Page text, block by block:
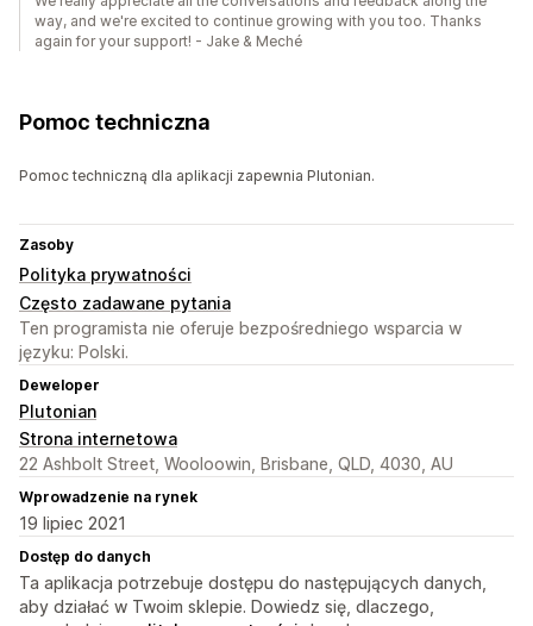
way, and we're excited to continue growing with you too. Thanks
again for your support! - Jake & Meché
Pomoc techniczna
Pomoc techniczną dla aplikacji zapewnia Plutonian.
Zasoby
Polityka prywatności
Często zadawane pytania
Ten programista nie oferuje bezpośredniego wsparcia w
języku: Polski.
Deweloper
Plutonian
Strona internetowa
22 Ashbolt Street, Wooloowin, Brisbane, QLD, 4030, AU
Wprowadzenie na rynek
19 lipiec 2021
Dostęp do danych
Ta aplikacja potrzebuje dostępu do następujących danych,
aby działać w Twoim sklepie. Dowiedz się, dlaczego,